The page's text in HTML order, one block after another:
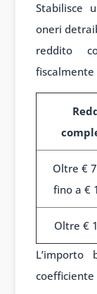
Stabilisce
oneri
reddito
fiscalmente
Oltre €
fino a €
Oltre €